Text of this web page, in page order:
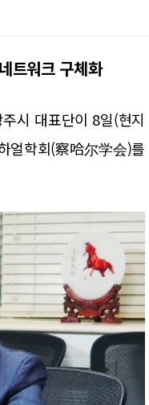
트워크 구체화
시 대표단이 8일(현지
얼학회(察哈尔学会)를